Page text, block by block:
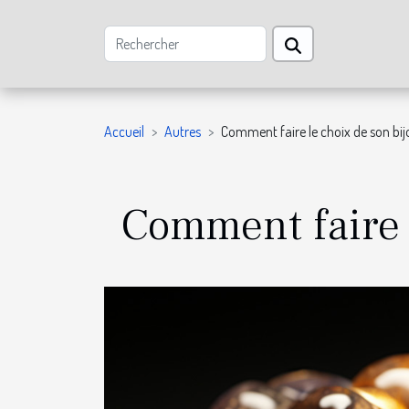
Accueil Autres Comment faire le choix de son
Comment